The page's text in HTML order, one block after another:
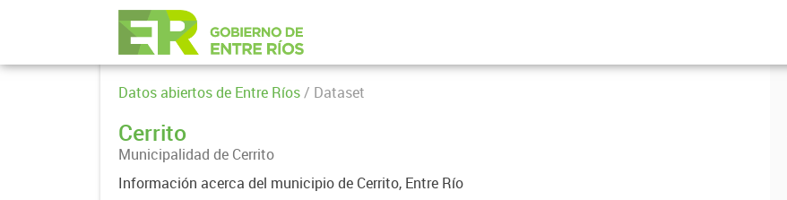
Datos abiertos de Entre Ríos/ Dataset
Cerrito
Municipalidad de Cerrito
Información acerca del municipio de Cerrito, Entre Río